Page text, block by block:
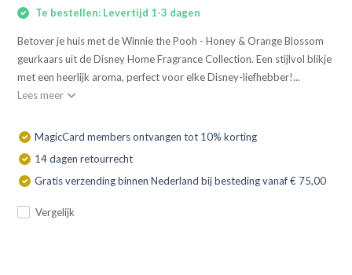
Te bestellen: Levertijd 1-3 dagen
Betover je huis met de Winnie the Pooh - Honey & Orange Blossom
geurkaars uit de Disney Home Fragrance Collection. Een stijlvol blikje
met een heerlijk aroma, perfect voor elke Disney-liefhebber!...
Lees meer
MagicCard members ontvangen tot 10% korting
14 dagen retourrecht
Gratis verzending binnen Nederland bij besteding vanaf € 75,00
Vergelijk